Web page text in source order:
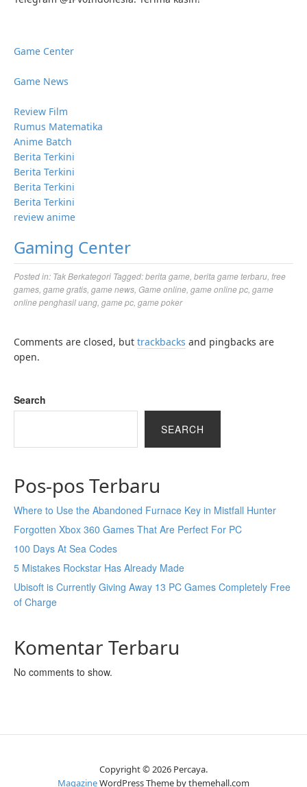
Game Center
Game News
Review Film
Rumus Matematika
Anime Batch
Berita Terkini
Berita Terkini
Berita Terkini
Berita Terkini
review anime
Gaming Center
Posted in: Tak Berkategori Tagged:berita game berita game terbaru free
games game gratis game news Game online game online pc game
online penghasil uang game pc game poker
Comments are closed, but trackbacks and pingbacks are
open.
Search
SEARCH
Pos-pos Terbaru
Where to Use the Abandoned Furnace Key in Mistfall Hunter
Forgotten Xbox 360 Games That Are Perfect For PC
100 Days At Sea Codes
5 Mistakes Rockstar Has Already Made
Ubisoft is Currently Giving Away 13 PC Games Completely Free
of Charge
Komentar Terbaru
No comments to show.
Copyright © 2026 Percaya.
MagazineWordPress Theme by themehall.com